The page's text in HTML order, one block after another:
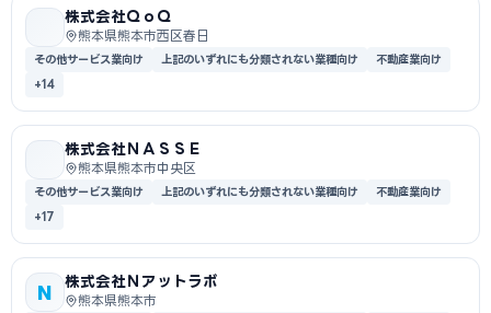
株式会社ＱｏＱ
熊本県熊本市西区春日
その他サービス業向け 上記のいずれにも分類されない業種向け
不動産業向け
+14
株式会社ＮＡＳＳＥ
熊本県熊本市中央区
その他サービス業向け 上記のいずれにも分類されない業種向け
不動産業向け
+17
N
株式会社Ｎアットラボ
熊本県熊本市